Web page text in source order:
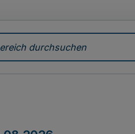
durchsuchen